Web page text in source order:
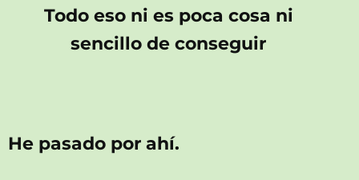
Todo eso ni es poca cosa ni
sencillo de conseguir
He pasado por ahí.